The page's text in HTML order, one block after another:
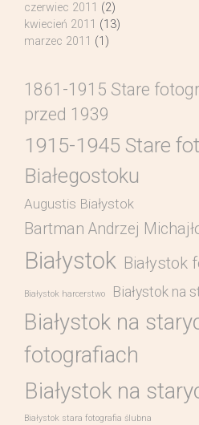
czerwiec 2011 (2)
kwiecień 2011 (13)
marzec 2011 (1)
1861-1915 Stare
przed 1939
1915-1945 Stare
Białegostoku
Augustis Białystok
Bartman Andrzej
Białystok Białystok
Białystok harcerstwo Białystok na
Białystok na
fotografiach
Białystok na
Białystok stara fotografia ślubna